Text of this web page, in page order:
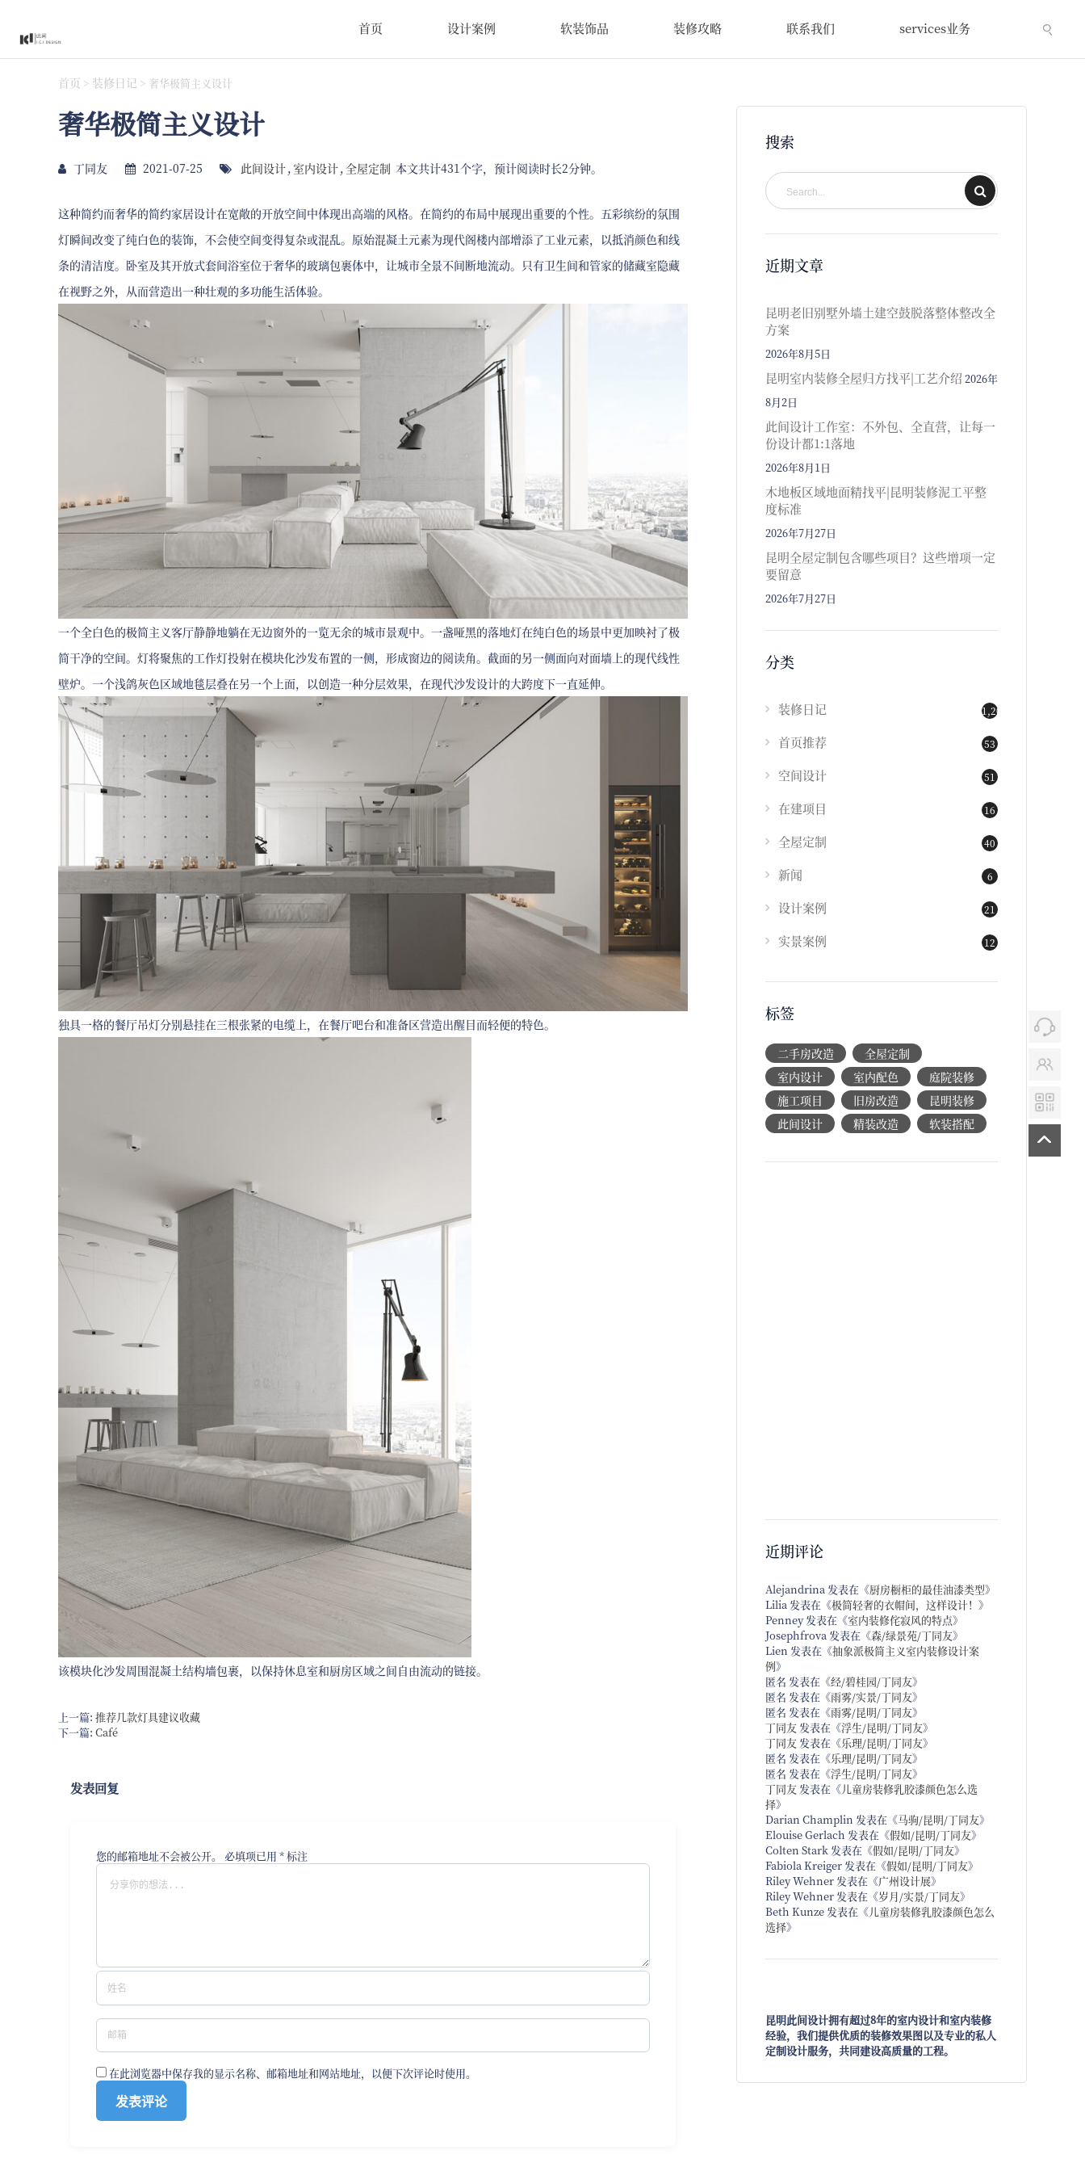
首页 设计案例 软装饰品 装修攻略 联系我们 services业务
首页 > 装修日记 > 奢华极简主义设计
奢华极简主义设计
丁同友 2021-07-25 此间设计, 室内设计,全屋定制 本文共计431个字，预计阅读时长2分钟。
这种简约而奢华的简约家居设计在宽敞的开放空间中体现出高端的风格。在简约的布局中展现出重要的个性。五彩缤纷的氛围
灯瞬间改变了纯白色的装饰，不会使空间变得复杂或混乱。原始混凝土元素为现代阁楼内部增添了工业元素，以抵消颜色和线
条的清洁度。卧室及其开放式套间浴室位于奢华的玻璃包裹体中，让城市全景不间断地流动。只有卫生间和管家的储藏室隐藏
在视野之外，从而营造出一种壮观的多功能生活体验。
一个全白色的极简主义客厅静静地躺在无边窗外的一览无余的城市景观中。一盏哑黑的落地灯在纯白色的场景中更加映衬了极
简干净的空间。灯将聚焦的工作灯投射在模块化沙发布置的一侧，形成窗边的阅读角。截面的另一侧面向对面墙上的现代线性
壁炉。一个浅鸽灰色区域地毯层叠在另一个上面，以创造一种分层效果，在现代沙发设计的大跨度下一直延伸。
独具一格的餐厅吊灯分别悬挂在三根张紧的电缆上，在餐厅吧台和准备区营造出醒目而轻便的特色。
该模块化沙发周围混凝土结构墙包裹，以保持休息室和厨房区域之间自由流动的链接。
上一篇: 推荐几款灯具建议收藏
下一篇: Café
发表回复
您的邮箱地址不会被公开。 必填项已用 *标注
在此浏览器中保存我的显示名称、邮箱地址和网站地址，以便下次评论时使用。
搜索
近期文章
昆明老旧别墅外墙土建空鼓脱落整体整改全
方案
2026年8月5日
昆明室内装修全屋归方找平|工艺介绍 2026年
8月2日
此间设计工作室：不外包、全直营，让每一
份设计都1:1落地
2026年8月1日
木地板区域地面精找平|昆明装修泥工平整
度标准
2026年7月27日
昆明全屋定制包含哪些项目？这些增项一定
要留意
2026年7月27日
分类
装修日记 1,202
首页推荐 53
空间设计 51
在建项目 16
全屋定制 40
新闻 6
设计案例 21
实景案例 12
标签
二手房改造
全屋定制
室内设计
室内配色
庭院装修
施工项目
旧房改造
昆明装修
此间设计
精装改造 软装搭配
近期评论
Alejandrina 发表在《厨房橱柜的最佳油漆类型》
Lilia 发表在《极简轻奢的衣帽间，这样设计！ 》
Penney发表在《室内装修侘寂风的特点》
Josephfrova 发表在《森/绿景苑/丁同友》
Lien 发表在《抽象派极简主义室内装修设计案
例》
匿名 发表在《经/碧桂园/丁同友》
匿名 发表在《雨雾/实景/丁同友》
匿名 发表在《雨雾/昆明/丁同友》
丁同友 发表在《浮生/昆明/丁同友》
丁同友 发表在《乐理/昆明/丁同友》
匿名 发表在《乐理/昆明/丁同友》
匿名 发表在《浮生/昆明/丁同友》
丁同友 发表在《儿童房装修乳胶漆颜色怎么选
择》
Darian Champlin 发表在《马驹/昆明/丁同友》
Elouise Gerlach 发表在《假如/昆明/丁同友》
Colten Stark 发表在《假如/昆明/丁同友》
Fabiola Kreiger 发表在《假如/昆明/丁同友》
Riley Wehner 发表在《广州设计展》
Riley Wehner 发表在《岁月/实景/丁同友》
Beth Kunze 发表在《儿童房装修乳胶漆颜色怎么
选择》
昆明此间设计拥有超过8年的室内设计和室内装修
经验，我们提供优质的装修效果图以及专业的私人
定制设计服务，共同建设高质量的工程。